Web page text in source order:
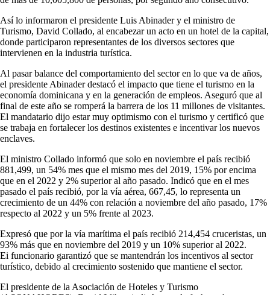
Así lo informaron el presidente Luis Abinader y el ministro de
Turismo, David Collado, al encabezar un acto en un hotel de la capital,
donde participaron representantes de los diversos sectores que
intervienen en la industria turística.
Al pasar balance del comportamiento del sector en lo que va de años,
el presidente Abinader destacó el impacto que tiene el turismo en la
economía dominicana y en la generación de empleos. Aseguró que al
final de este año se romperá la barrera de los 11 millones de visitantes.
El mandatario dijo estar muy optimismo con el turismo y certificó que
se trabaja en fortalecer los destinos existentes e incentivar los nuevos
enclaves.
El ministro Collado informó que solo en noviembre el país recibió
881,499, un 54% mes que el mismo mes del 2019, 15% por encima
que en el 2022 y 2% superior al año pasado. Indicó que en el mes
pasado el país recibió, por la vía aérea, 667,45, lo representa un
crecimiento de un 44% con relación a noviembre del año pasado, 17%
respecto al 2022 y un 5% frente al 2023.
Expresó que por la vía marítima el país recibió 214,454 cruceristas, un
93% más que en noviembre del 2019 y un 10% superior al 2022.
Ei funcionario garantizó que se mantendrán los incentivos al sector
turístico, debido al crecimiento sostenido que mantiene el sector.
El presidente de la Asociación de Hoteles y Turismo